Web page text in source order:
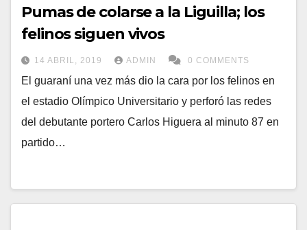
Pumas de colarse a la Liguilla; los
felinos siguen vivos
14 ABRIL, 2019 ADMIN 0 COMMENTS
El guaraní una vez más dio la cara por los felinos en
el estadio Olímpico Universitario y perforó las redes
del debutante portero Carlos Higuera al minuto 87 en
partido…